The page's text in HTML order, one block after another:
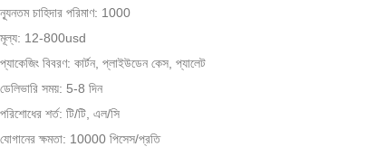
ন্যূনতম চাহিদার পরিমাণ: 1000
মূল্য: 12-800usd
প্যাকেজিং বিবরণ: কার্টন, প্লাইউডেন কেস, প্যালেট
ডেলিভারি সময়: 5-8 দিন
পরিশোধের শর্ত: টি/টি, এল/সি
যোগানের ক্ষমতা: 10000 পিসেস/প্রতি